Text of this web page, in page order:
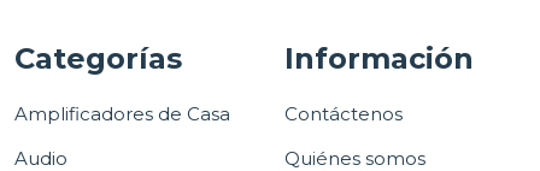
Categorías
Amplificadores de Casa
Audio
Información
Contáctenos
Quiénes somos